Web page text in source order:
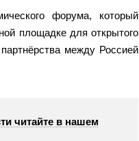
форума, который
площадке для открытого
между Россией
читайте в нашем